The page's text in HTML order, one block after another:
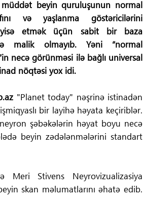
beyin quruluşunun normal
və yaşlanma göstəricilərini
etmək üçün sabit bir baza
malik olmayıb. Yəni “normal
necə görünməsi ilə bağlı universal
nöqtəsi yox idi.
"Planet today" nəşrinə istinadən
bir layihə həyata keçiriblər.
şəbəkələrin həyat boyu necə
beyin zədələnmələrini standart
Meri Stivens Neyrovizualizasiya
skan məlumatlarını əhatə edib.